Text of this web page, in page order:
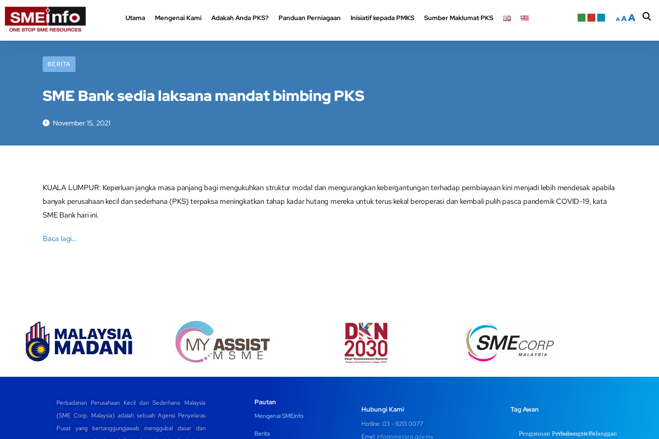
Utama Mengenai Kami Adakah Anda PKS? Panduan Perniagaan Inisiatif kepada PMKS Sumber Maklumat PKS A AA
BERITA
SME Bank sedia laksana mandat bimbing PKS
November 15, 2021
KUALA LUMPUR: Keperluan jangka masa panjang bagi mengukuhkan struktur modal dan mengurangkan kebergantungan terhadap pembiayaan kini menjadi lebih mendesak apabila
banyak perusahaan kecil dan sederhana (PKS) terpaksa meningkatkan tahap kadar hutang mereka untuk terus kekal beroperasi dan kembali pulih pasca pandemik COVID-19, kata
SME Bank hari ini.
Baca lagi…
Perbadanan Perusahaan Kecil dan Sederhana Malaysia
(SME Corp. Malaysia) adalah sebuah Agensi Penyelaras
Pusat yang bertanggungjawab menggubal dasar dan
Pautan
Mengenai SMEinfo
Berita
Hubungi Kami
Hotline: 03 - 9213 0077
Emel: info@smecorp.gov.my
Tag Awan